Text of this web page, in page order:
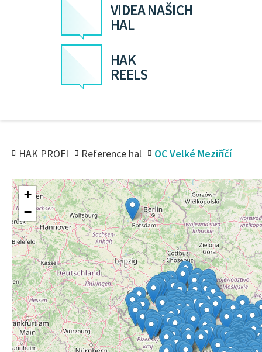
VIDEA NAŠICH
HAL
HAK
REELS
HAK PROFI Reference hal OC Velké Meziříčí
+
−